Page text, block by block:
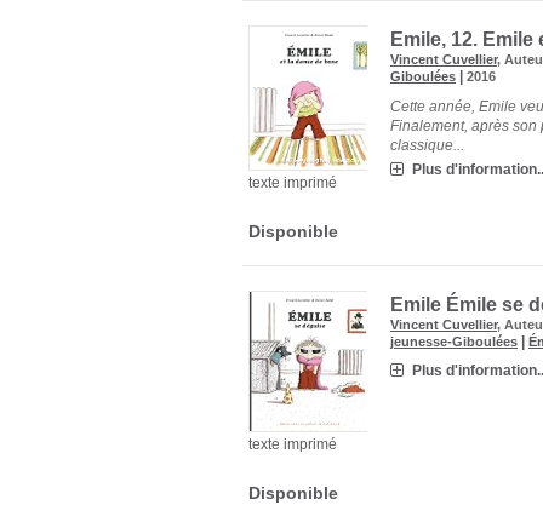
texte imprimé
Emile, 12. Emile
Vincent Cuvellier,
Giboulées |2016
Cette année, Emile
Finalement, après son
classique...
Plus
Disponible
texte imprimé
Emile Émile se
Vincent Cuvellier,
jeunesse-Giboulées |
Plus
Disponible